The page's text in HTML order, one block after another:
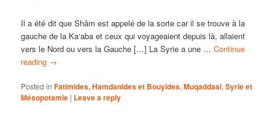
Il a été dit que Shâm est appelé de la sorte car il se trouve à la
gauche de la Ka‘aba et ceux qui voyageaient depuis là, allaient
vers le Nord ou vers la Gauche […] La Syrie a une …Continue
reading →
Posted in Fatimides, Hamdanides et Bouyides,Muqaddasi,Syrie et
Mésopotamie | Leave a reply